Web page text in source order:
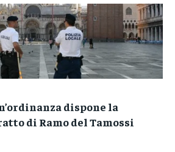
dispone la
di Ramo del Tamossi